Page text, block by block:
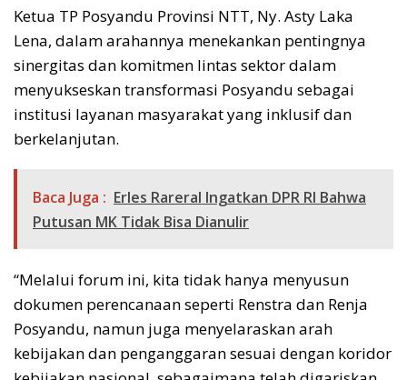
Ketua TP Posyandu Provinsi NTT, Ny. Asty Laka
Lena, dalam arahannya menekankan pentingnya
sinergitas dan komitmen lintas sektor dalam
menyukseskan transformasi Posyandu sebagai
institusi layanan masyarakat yang inklusif dan
berkelanjutan.
Baca Juga : Erles Rareral Ingatkan DPR RI Bahwa
Putusan MK Tidak Bisa Dianulir
“Melalui forum ini, kita tidak hanya menyusun
dokumen perencanaan seperti Renstra dan Renja
Posyandu, namun juga menyelaraskan arah
kebijakan dan penganggaran sesuai dengan koridor